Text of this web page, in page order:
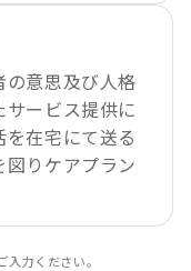
の意思及び人格
サービス提供に
在宅にて送る
図りケアプラン
入力ください。